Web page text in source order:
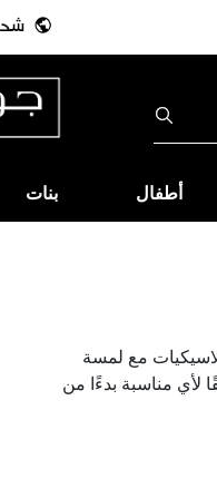
أطفال بنات
مع لمسة
لأي مناسبة بدءًا من